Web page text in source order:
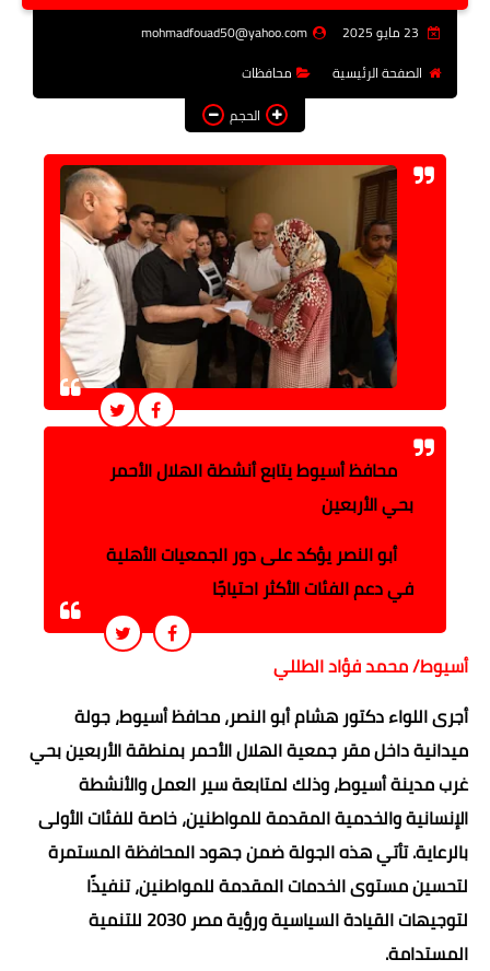
فن وثقافة
عربى ودولى
توك شو
آراء وتحليلات
المزيد
mohmadfouad50@yahoo.com
الصفحة الرئيسية
محافظات
الحجم
محافظ أسيوط يتابع أنشطة الهلال الأحمر
بحي الأربعين
أبو النصر يؤكد على دور الجمعيات الأهلية
في دعم الفئات الأكثر احتياجًا
أسيوط/ محمد فؤاد الطللي
أجرى اللواء دكتور هشام أبو النصر، محافظ أسيوط، جولة
ميدانية داخل مقر جمعية الهلال الأحمر بمنطقة الأربعين بحي
غرب مدينة أسيوط، وذلك لمتابعة سير العمل والأنشطة
الإنسانية والخدمية المقدمة للمواطنين، خاصة للفئات الأولى
بالرعاية. تأتي هذه الجولة ضمن جهود المحافظة المستمرة
لتحسين مستوى الخدمات المقدمة للمواطنين، تنفيذًا
لتوجيهات القيادة السياسية ورؤية مصر 2030 للتنمية
المستدامة.